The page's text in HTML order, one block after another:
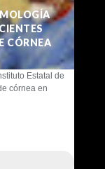
CÓRNEA
Estatal de
córnea en